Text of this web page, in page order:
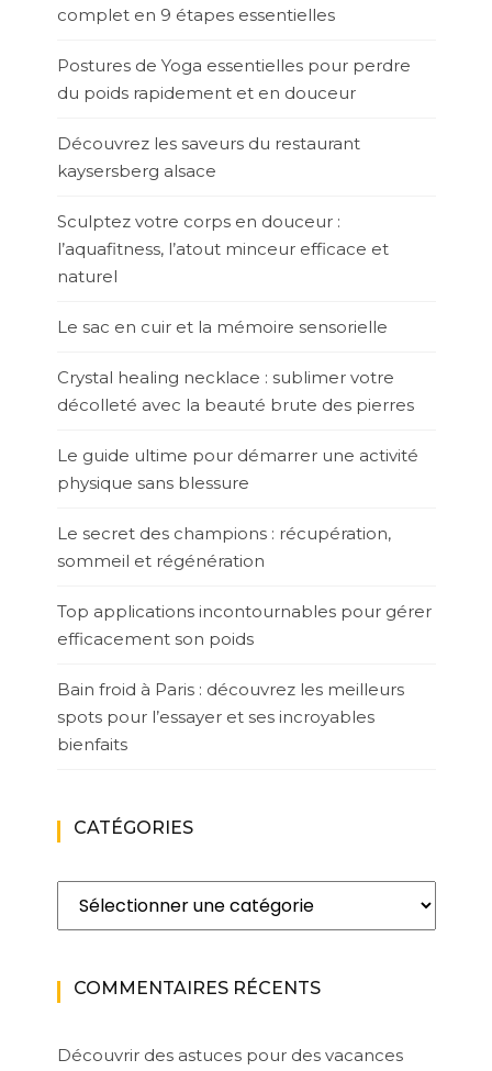
complet en 9 étapes essentielles
Postures de Yoga essentielles pour perdre
du poids rapidement et en douceur
Découvrez les saveurs du restaurant
kaysersberg alsace
Sculptez votre corps en douceur :
l’aquafitness, l’atout minceur efficace et
naturel
Le sac en cuir et la mémoire sensorielle
Crystal healing necklace : sublimer votre
décolleté avec la beauté brute des pierres
Le guide ultime pour démarrer une activité
physique sans blessure
Le secret des champions : récupération,
sommeil et régénération
Top applications incontournables pour gérer
efficacement son poids
Bain froid à Paris : découvrez les meilleurs
spots pour l’essayer et ses incroyables
bienfaits
CATÉGORIES
Catégories
COMMENTAIRES RÉCENTS
Découvrir des astuces pour des vacances